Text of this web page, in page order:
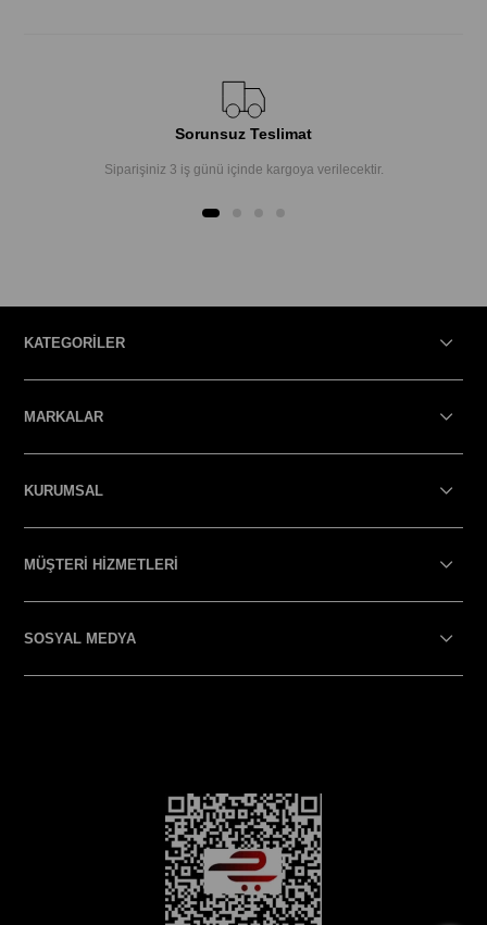
Sorunsuz Teslimat
Siparişiniz 3 iş günü içinde kargoya verilecektir.
KATEGORİLER
MARKALAR
KURUMSAL
MÜŞTERİ HİZMETLERİ
SOSYAL MEDYA